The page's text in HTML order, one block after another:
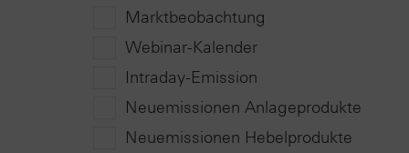
Marktbeobachtung
Webinar-Kalender
Intraday-Emission
Neuemissionen Anlageprodukte
Neuemissionen Hebelprodukte